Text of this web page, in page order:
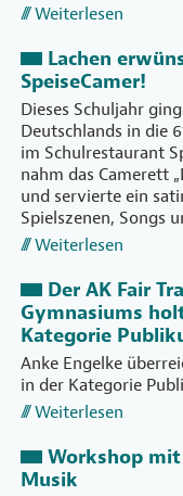
Weiterlesen
Lachen
SpeiseCamer!
Dieses Schuljahr
Deutschlands in die
im Schulrestaurant
nahm das Camerett
und servierte ein
Spielszenen, Songs
Weiterlesen
Der AK Fair
Gymnasiums
Kategorie
Anke Engelke
in der Kategorie
Weiterlesen
Workshop
Musik